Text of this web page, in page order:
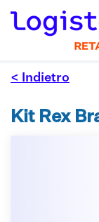
< Indietro
Kit Rex